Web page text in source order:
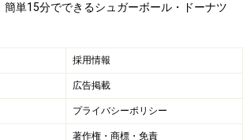
出し、こんがり揚げる
簡単15分でできるシュガーボール・ドーナツ
採用情報
広告掲載
プライバシーポリシー
著作権・商標・免責